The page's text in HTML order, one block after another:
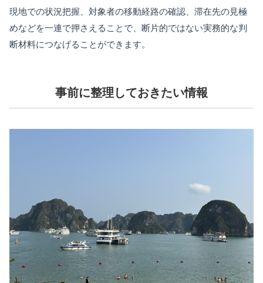
現地での状況把握、対象者の移動経路の確認、滞在先の見極
めなどを一連で押さえることで、断片的ではない実務的な判
断材料につなげることができます。
事前に整理しておきたい情報